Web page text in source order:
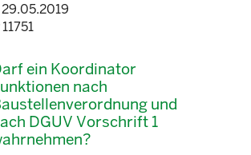
11751
ein Koordinator
nach
und
DGUV Vorschrift 1